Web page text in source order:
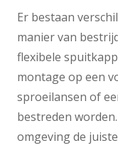
Er bestaan
manier van
flexibele
montage op een
sproeilansen of
bestreden
omgeving de